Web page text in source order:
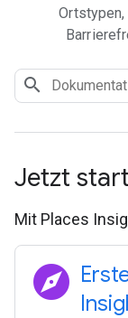
Jetzt
Mit Places
explore